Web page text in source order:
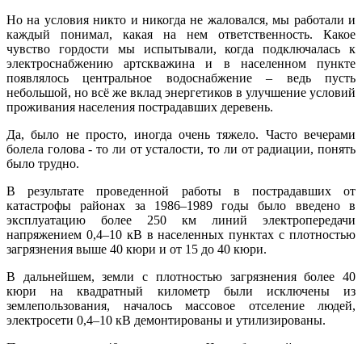
Но на условия никто и никогда не жаловался, мы работали и
каждый понимал, какая на нем ответственность. Какое
чувство гордости мы испытывали, когда подключалась к
электроснабжению артскважина и в населенном пункте
появлялось центральное водоснабжение – ведь пусть
небольшой, но всё же вклад энергетиков в улучшение условий
проживания населения пострадавших деревень.
Да, было не просто, иногда очень тяжело. Часто вечерами
болела голова - то ли от усталости, то ли от радиации, понять
было трудно.
В результате проведенной работы в пострадавших от
катастрофы районах за 1986–1989 годы было введено в
эксплуатацию более 250 км линий электропередачи
напряжением 0,4–10 кВ в населенных пунктах с плотностью
загрязнения выше 40 кюри и от 15 до 40 кюри.
В дальнейшем, земли с плотностью загрязнения более 40
кюри на квадратный километр были исключены из
землепользования, началось массовое отселение людей,
электросети 0,4–10 кВ демонтированы и утилизированы.